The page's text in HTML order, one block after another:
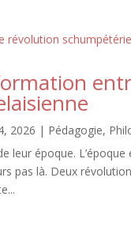
2026 | Pédagogie,
leur époque.
pas là. Deux